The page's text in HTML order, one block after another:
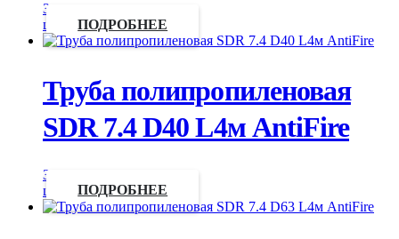
Запросить
цену
ПОДРОБНЕЕ
Труба полипропиленовая
SDR 7.4 D40 L4м AntiFire
Запросить
цену
ПОДРОБНЕЕ